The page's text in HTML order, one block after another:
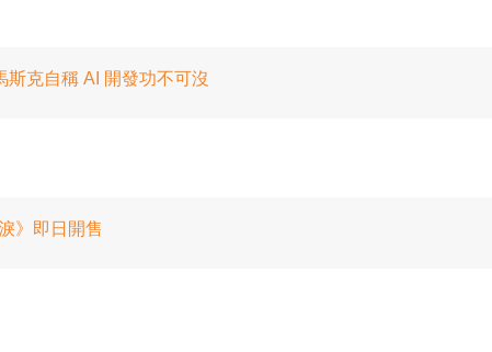
克自稱 AI 開發功不可沒
》即日開售